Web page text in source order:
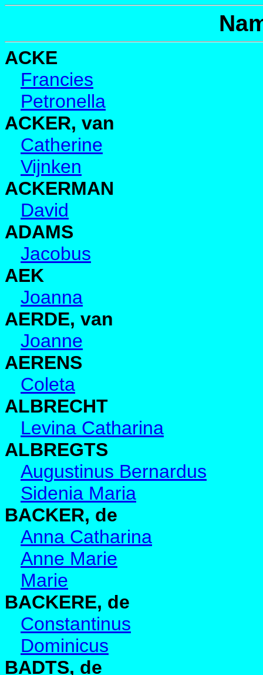
ACKE
Francies
Petronella
ACKER, van
Catherine
Vijnken
ACKERMAN
David
ADAMS
Jacobus
AEK
Joanna
AERDE, van
Joanne
AERENS
Coleta
ALBRECHT
Levina Catharina
ALBREGTS
Augustinus Bernardus
Sidenia Maria
BACKER, de
Anna Catharina
Anne Marie
Marie
BACKERE, de
Constantinus
Dominicus
BADTS, de